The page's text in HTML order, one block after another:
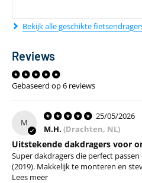
Bekijk alle geschikte
Reviews
Gebaseerd op 6 reviews
M
25/05/2026
M.H. (Drachten, NL)
Uitstekende dakdragers voor
Super dakdragers die perfect
(2019). Makkelijk te monteren en
Lees meer